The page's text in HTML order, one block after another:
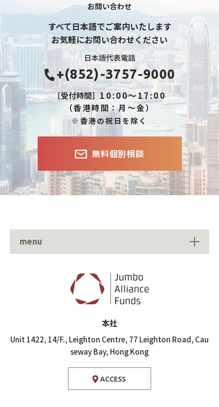
お問い合わせ
すべて日本語でご案内いたします
お気軽にお問い合わせください
日本語代表電話
+(852)-3757-9000
［受付時間］10:00～17:00
（香港時間：月～金）
※香港の祝日を除く
無料個別相談
本社
Unit 1422, 14/F., Leighton Centre, 77 Leighton Road, Cau
seway Bay, Hong Kong
ACCESS
menu